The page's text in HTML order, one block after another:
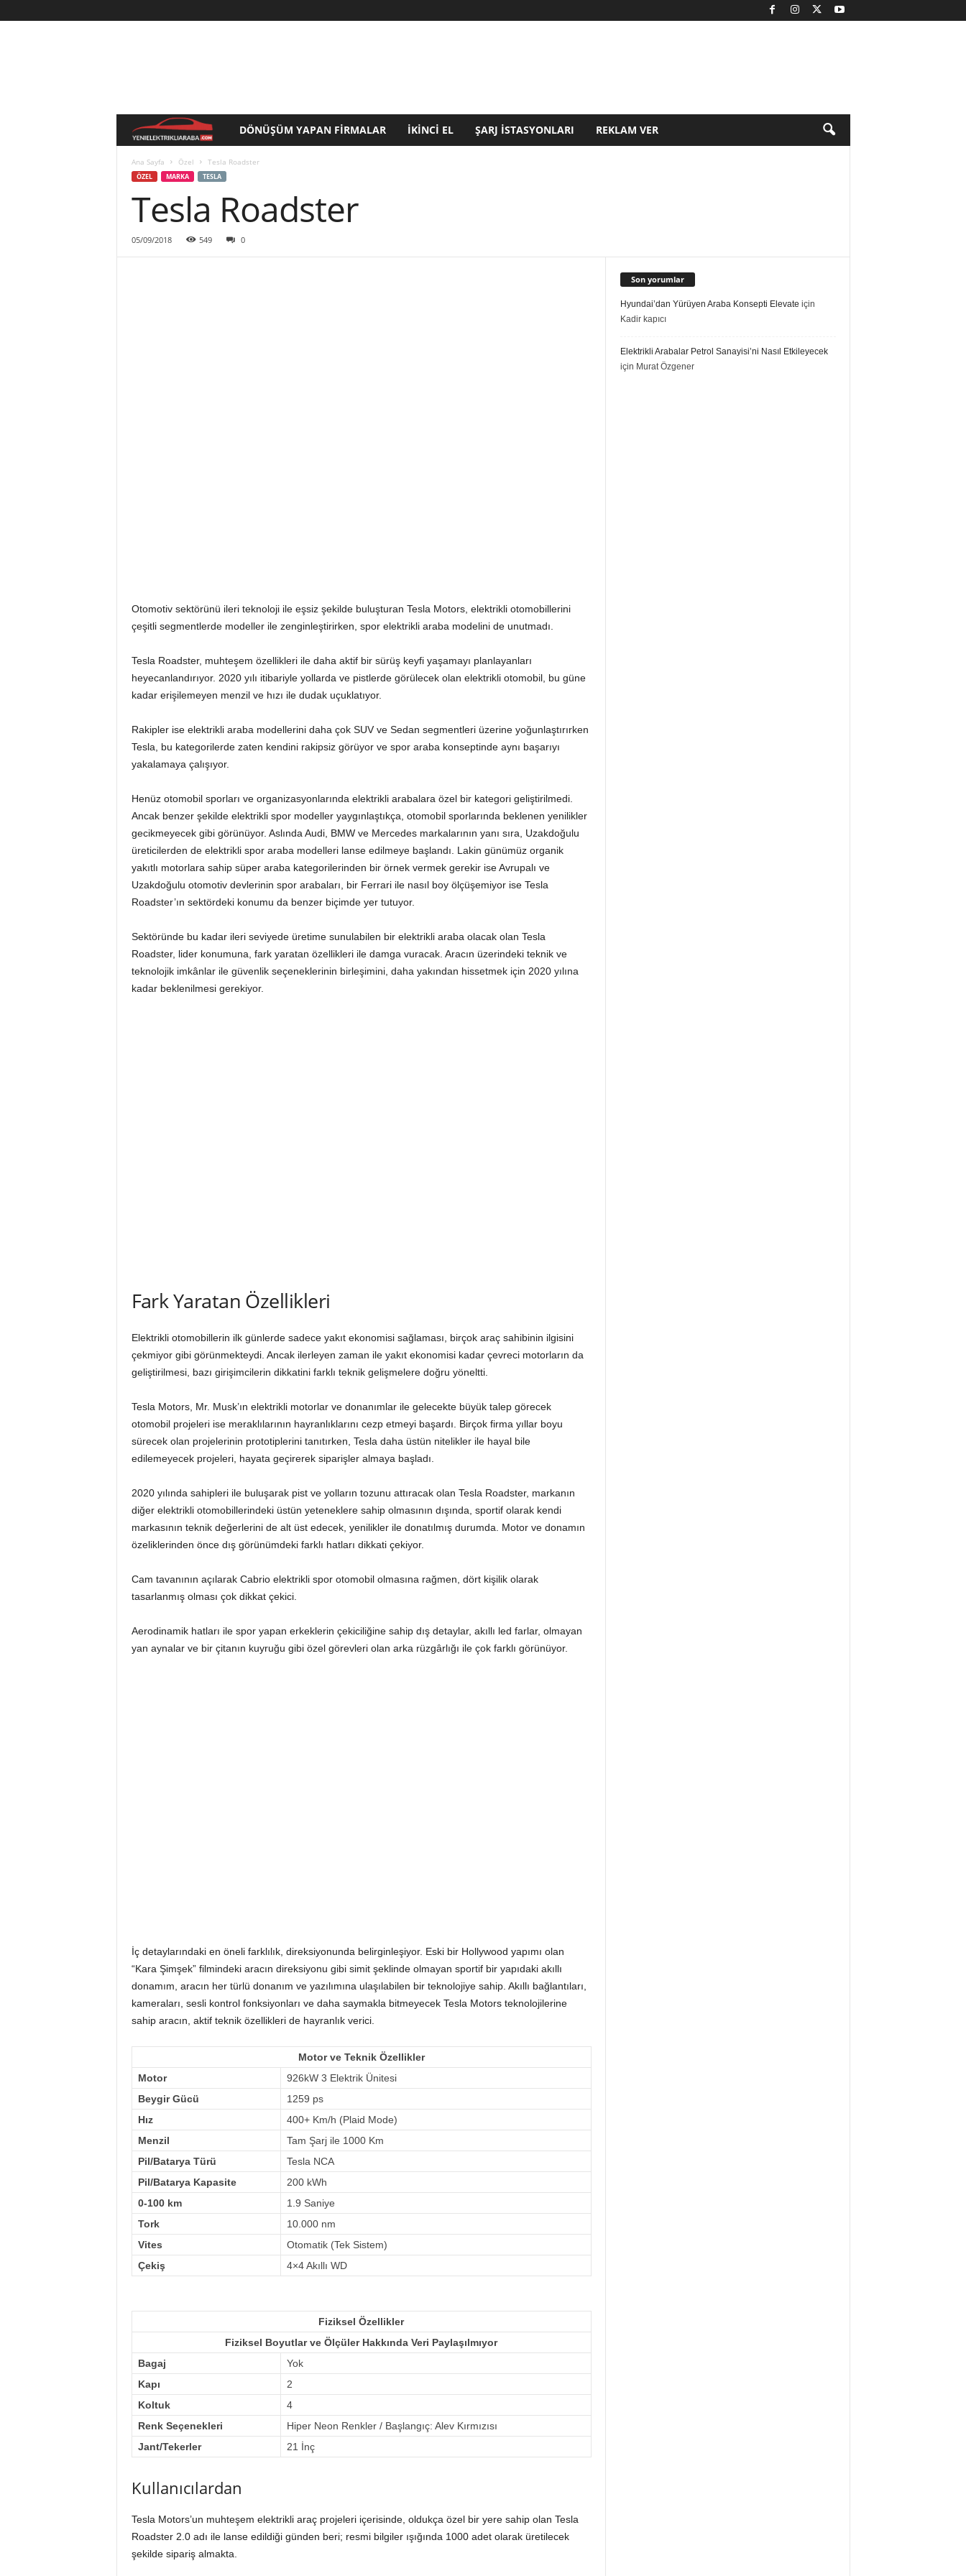
e
E
b
a
DÖNÜŞÜM YAPAN FIRMALAR İKINCI EL ŞARJ İSTASYONLARI REKLAM VER
Ana Sayfa Özel Tesla Roadster
ÖZEL MARKA TESLA
Tesla Roadster
05/09/2018 549 0
Otomotiv sektörünü ileri teknoloji ile eşsiz şekilde buluşturan Tesla Motors, elektrikli otomobillerini
çeşitli segmentlerde modeller ile zenginleştirirken, spor elektrikli araba modelini de unutmadı.
Tesla Roadster, muhteşem özellikleri ile daha aktif bir sürüş keyfi yaşamayı planlayanları
heyecanlandırıyor. 2020 yılı itibariyle yollarda ve pistlerde görülecek olan elektrikli otomobil, bu güne
kadar erişilemeyen menzil ve hızı ile dudak uçuklatıyor.
Rakipler ise elektrikli araba modellerini daha çok SUV ve Sedan segmentleri üzerine yoğunlaştırırken
Tesla, bu kategorilerde zaten kendini rakipsiz görüyor ve spor araba konseptinde aynı başarıyı
yakalamaya çalışıyor.
Henüz otomobil sporları ve organizasyonlarında elektrikli arabalara özel bir kategori geliştirilmedi.
Ancak benzer şekilde elektrikli spor modeller yaygınlaştıkça, otomobil sporlarında beklenen yenilikler
gecikmeyecek gibi görünüyor. Aslında Audi, BMW ve Mercedes markalarının yanı sıra, Uzakdoğulu
üreticilerden de elektrikli spor araba modelleri lanse edilmeye başlandı. Lakin günümüz organik
yakıtlı motorlara sahip süper araba kategorilerinden bir örnek vermek gerekir ise Avrupalı ve
Uzakdoğulu otomotiv devlerinin spor arabaları, bir Ferrari ile nasıl boy ölçüşemiyor ise Tesla
Roadster’ın sektördeki konumu da benzer biçimde yer tutuyor.
Sektöründe bu kadar ileri seviyede üretime sunulabilen bir elektrikli araba olacak olan Tesla
Roadster, lider konumuna, fark yaratan özellikleri ile damga vuracak. Aracın üzerindeki teknik ve
teknolojik imkânlar ile güvenlik seçeneklerinin birleşimini, daha yakından hissetmek için 2020 yılına
kadar beklenilmesi gerekiyor.
Fark Yaratan Özellikleri
Elektrikli otomobillerin ilk günlerde sadece yakıt ekonomisi sağlaması, birçok araç sahibinin ilgisini
çekmiyor gibi görünmekteydi. Ancak ilerleyen zaman ile yakıt ekonomisi kadar çevreci motorların da
geliştirilmesi, bazı girişimcilerin dikkatini farklı teknik gelişmelere doğru yöneltti.
Tesla Motors, Mr. Musk’ın elektrikli motorlar ve donanımlar ile gelecekte büyük talep görecek
otomobil projeleri ise meraklılarının hayranlıklarını cezp etmeyi başardı. Birçok firma yıllar boyu
sürecek olan projelerinin prototiplerini tanıtırken, Tesla daha üstün nitelikler ile hayal bile
edilemeyecek projeleri, hayata geçirerek siparişler almaya başladı.
2020 yılında sahipleri ile buluşarak pist ve yolların tozunu attıracak olan Tesla Roadster, markanın
diğer elektrikli otomobillerindeki üstün yeteneklere sahip olmasının dışında, sportif olarak kendi
markasının teknik değerlerini de alt üst edecek, yenilikler ile donatılmış durumda. Motor ve donamın
özeliklerinden önce dış görünümdeki farklı hatları dikkati çekiyor.
Cam tavanının açılarak Cabrio elektrikli spor otomobil olmasına rağmen, dört kişilik olarak
tasarlanmış olması çok dikkat çekici.
Aerodinamik hatları ile spor yapan erkeklerin çekiciliğine sahip dış detaylar, akıllı led farlar, olmayan
yan aynalar ve bir çitanın kuyruğu gibi özel görevleri olan arka rüzgârlığı ile çok farklı görünüyor.
İç detaylarındaki en öneli farklılık, direksiyonunda belirginleşiyor. Eski bir Hollywood yapımı olan
“Kara Şimşek” filmindeki aracın direksiyonu gibi simit şeklinde olmayan sportif bir yapıdaki akıllı
donamım, aracın her türlü donanım ve yazılımına ulaşılabilen bir teknolojiye sahip. Akıllı bağlantıları,
kameraları, sesli kontrol fonksiyonları ve daha saymakla bitmeyecek Tesla Motors teknolojilerine
sahip aracın, aktif teknik özellikleri de hayranlık verici.
Motor ve Teknik Özellikler
Motor
926kW 3 Elektrik Ünitesi
Beygir Gücü
1259 ps
Hız
400+ Km/h (Plaid Mode)
Menzil
Tam Şarj ile 1000 Km
Pil/Batarya Türü
Tesla NCA
Pil/Batarya Kapasite
200 kWh
0-100 km
1.9 Saniye
Tork
10.000 nm
Vites
Otomatik (Tek Sistem)
Çekiş
4×4 Akıllı WD
Fiziksel Özellikler
Fiziksel Boyutlar ve Ölçüler Hakkında Veri Paylaşılmıyor
Bagaj
Yok
Kapı
2
Koltuk
4
Renk Seçenekleri
Hiper Neon Renkler / Başlangıç: Alev Kırmızısı
Jant/Tekerler
21 İnç
Kullanıcılardan
Tesla Motors’un muhteşem elektrikli araç projeleri içerisinde, oldukça özel bir yere sahip olan Tesla
Roadster 2.0 adı ile lanse edildiği günden beri; resmi bilgiler ışığında 1000 adet olarak üretilecek
şekilde sipariş almakta.
Son yorumlar
Hyundai’dan Yürüyen Araba Konsepti Elevate için
Kadir kapıcı
Elektrikli Arabalar Petrol Sanayisi’ni Nasıl Etkileyecek
için Murat Özgener